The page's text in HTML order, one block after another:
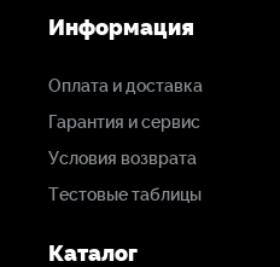
Информация
Оплата и доставка
Гарантия и сервис
Условия возврата
Тестовые таблицы
Каталог